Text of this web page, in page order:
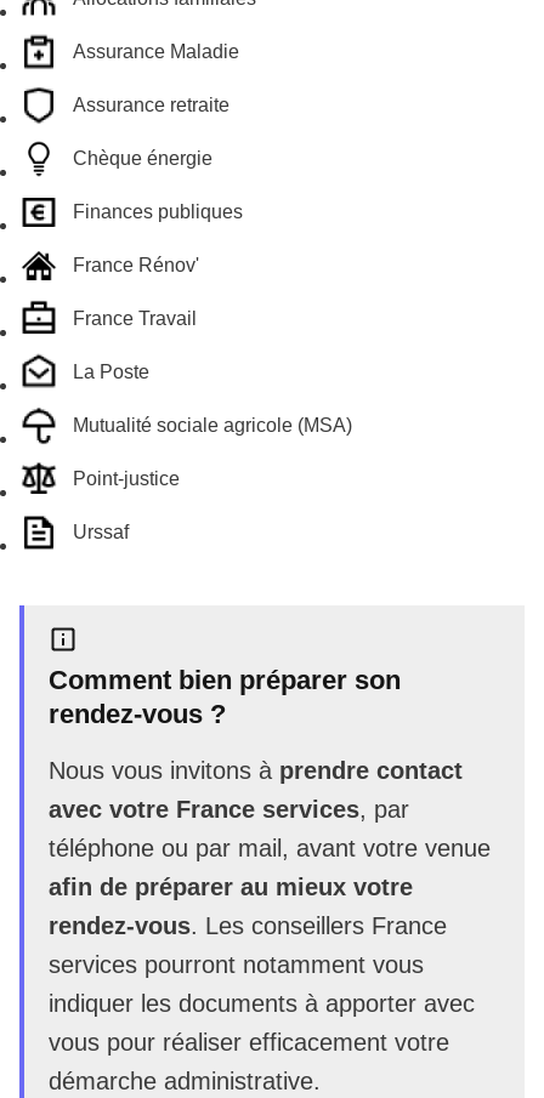
Assurance Maladie
Assurance retraite
Chèque énergie
Finances publiques
France Rénov'
France Travail
La Poste
Mutualité sociale agricole (MSA)
Point-justice
Urssaf
Comment bien préparer son
rendez-vous ?
Nous vous invitons à prendre contact
avec votre France services, par
téléphone ou par mail, avant votre venue
afin de préparer au mieux votre
rendez-vous. Les conseillers France
services pourront notamment vous
indiquer les documents à apporter avec
vous pour réaliser efficacement votre
démarche administrative.